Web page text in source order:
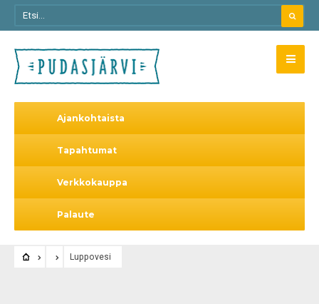
Ajankohtaista
Tapahtumat
Verkkokauppa
Palaute
Luppovesi